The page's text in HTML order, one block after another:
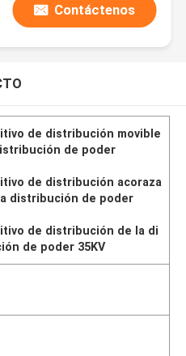
Contáctenos
de distribución movible
de poder
de distribución acoraza
distribución de poder
de distribución de la di
de poder 35KV